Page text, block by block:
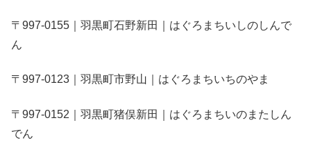
〒997-0155｜羽黒町石野新田｜はぐろまちいしのしんで
ん
〒997-0123｜羽黒町市野山｜はぐろまちいちのやま
〒997-0152｜羽黒町猪俣新田｜はぐろまちいのまたしん
でん